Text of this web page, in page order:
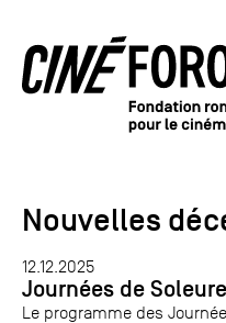
Nouvelles
12.12.2025
Journées de
Le programme des